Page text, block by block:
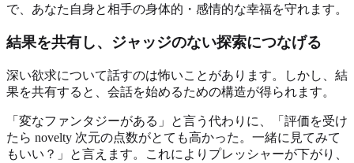
で、あなた自身と相手の身体的・感情的な幸福を守れます。
結果を共有し、ジャッジのない探索につなげる
深い欲求について話すのは怖いことがあります。しかし、結
果を共有すると、会話を始めるための構造が得られます。
「変なファンタジーがある」と言う代わりに、「評価を受け
たら novelty 次元の点数がとても高かった。一緒に見てみて
もいい？」と言えます。これによりプレッシャーが下がり、